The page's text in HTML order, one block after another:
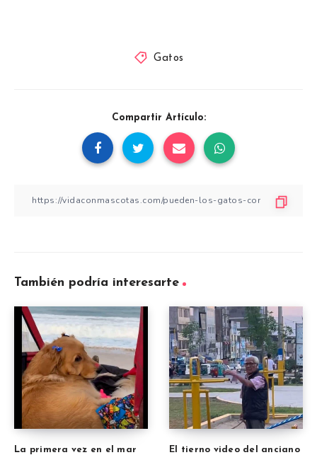
Gatos
Compartir Artículo:
También podría interesarte
La primera vez en el mar
El tierno video del anciano